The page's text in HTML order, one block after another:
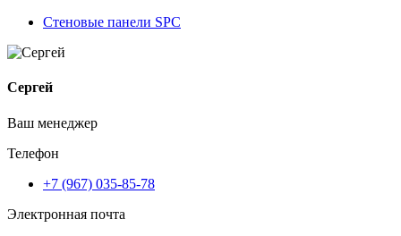
Стеновые панели SPC
Сергей
Ваш менеджер
Телефон
+7 (967) 035-85-78
Электронная почта